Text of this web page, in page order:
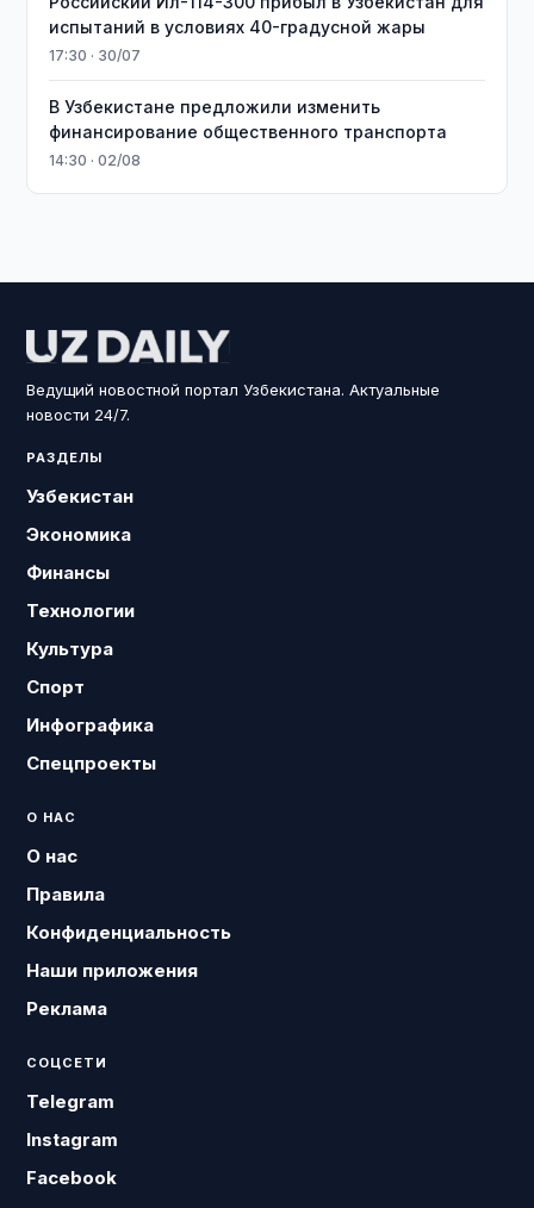
испытаний в условиях 40-градусной жары
17:30 · 30/07
В Узбекистане предложили изменить
финансирование общественного транспорта
14:30 · 02/08
Ведущий новостной портал Узбекистана. Актуальные
новости 24/7.
РАЗДЕЛЫ
Узбекистан
Экономика
Финансы
Технологии
Культура
Спорт
Инфографика
Спецпроекты
О НАС
О нас
Правила
Конфиденциальность
Наши приложения
Реклама
СОЦСЕТИ
Telegram
Instagram
Facebook